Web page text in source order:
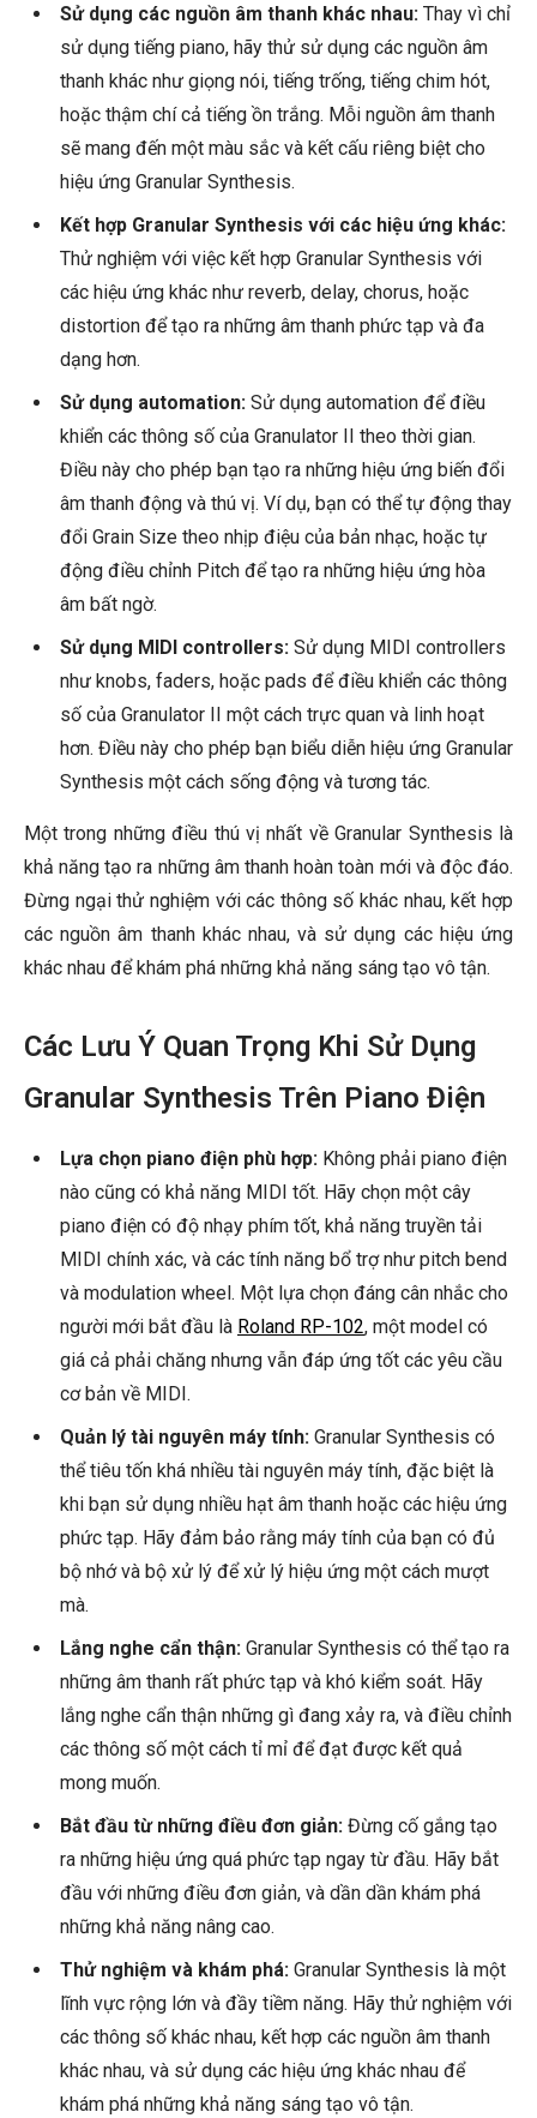
Sử dụng các nguồn âm thanh khác nhau: Thay vì chỉ
sử dụng tiếng piano, hãy thử sử dụng các nguồn âm
thanh khác như giọng nói, tiếng trống, tiếng chim hót,
hoặc thậm chí cả tiếng ồn trắng. Mỗi nguồn âm thanh
sẽ mang đến một màu sắc và kết cấu riêng biệt cho
hiệu ứng Granular Synthesis.
Kết hợp Granular Synthesis với các hiệu ứng khác:
Thử nghiệm với việc kết hợp Granular Synthesis với
các hiệu ứng khác như reverb, delay, chorus, hoặc
distortion để tạo ra những âm thanh phức tạp và đa
dạng hơn.
Sử dụng automation: Sử dụng automation để điều
khiển các thông số của Granulator II theo thời gian.
Điều này cho phép bạn tạo ra những hiệu ứng biến đổi
âm thanh động và thú vị. Ví dụ, bạn có thể tự động thay
đổi Grain Size theo nhịp điệu của bản nhạc, hoặc tự
động điều chỉnh Pitch để tạo ra những hiệu ứng hòa
âm bất ngờ.
Sử dụng MIDI controllers: Sử dụng MIDI controllers
như knobs, faders, hoặc pads để điều khiển các thông
số của Granulator II một cách trực quan và linh hoạt
hơn. Điều này cho phép bạn biểu diễn hiệu ứng Granular
Synthesis một cách sống động và tương tác.
Một trong những điều thú vị nhất về Granular Synthesis là
khả năng tạo ra những âm thanh hoàn toàn mới và độc đáo.
Đừng ngại thử nghiệm với các thông số khác nhau, kết hợp
các nguồn âm thanh khác nhau, và sử dụng các hiệu ứng
khác nhau để khám phá những khả năng sáng tạo vô tận.
Các Lưu Ý Quan Trọng Khi Sử Dụng
Granular Synthesis Trên Piano Điện
Lựa chọn piano điện phù hợp: Không phải piano điện
nào cũng có khả năng MIDI tốt. Hãy chọn một cây
piano điện có độ nhạy phím tốt, khả năng truyền tải
MIDI chính xác, và các tính năng bổ trợ như pitch bend
và modulation wheel. Một lựa chọn đáng cân nhắc cho
người mới bắt đầu là Roland RP-102, một model có
giá cả phải chăng nhưng vẫn đáp ứng tốt các yêu cầu
cơ bản về MIDI.
Quản lý tài nguyên máy tính: Granular Synthesis có
thể tiêu tốn khá nhiều tài nguyên máy tính, đặc biệt là
khi bạn sử dụng nhiều hạt âm thanh hoặc các hiệu ứng
phức tạp. Hãy đảm bảo rằng máy tính của bạn có đủ
bộ nhớ và bộ xử lý để xử lý hiệu ứng một cách mượt
mà.
Lắng nghe cẩn thận: Granular Synthesis có thể tạo ra
những âm thanh rất phức tạp và khó kiểm soát. Hãy
lắng nghe cẩn thận những gì đang xảy ra, và điều chỉnh
các thông số một cách tỉ mỉ để đạt được kết quả
mong muốn.
Bắt đầu từ những điều đơn giản: Đừng cố gắng tạo
ra những hiệu ứng quá phức tạp ngay từ đầu. Hãy bắt
đầu với những điều đơn giản, và dần dần khám phá
những khả năng nâng cao.
Thử nghiệm và khám phá: Granular Synthesis là một
lĩnh vực rộng lớn và đầy tiềm năng. Hãy thử nghiệm với
các thông số khác nhau, kết hợp các nguồn âm thanh
khác nhau, và sử dụng các hiệu ứng khác nhau để
khám phá những khả năng sáng tạo vô tận.